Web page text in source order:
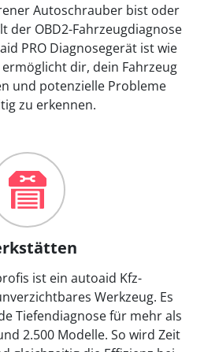
Autoschrauber bist oder
der OBD2-Fahrzeugdiagnose
PRO Diagnosegerät ist wie
dir, dein Fahrzeug
und potenzielle Probleme
zu erkennen.
ist ein autoaid Kfz-
Werkzeug. Es
Tiefendiagnose für mehr als
2.500 Modelle. So wird Zeit